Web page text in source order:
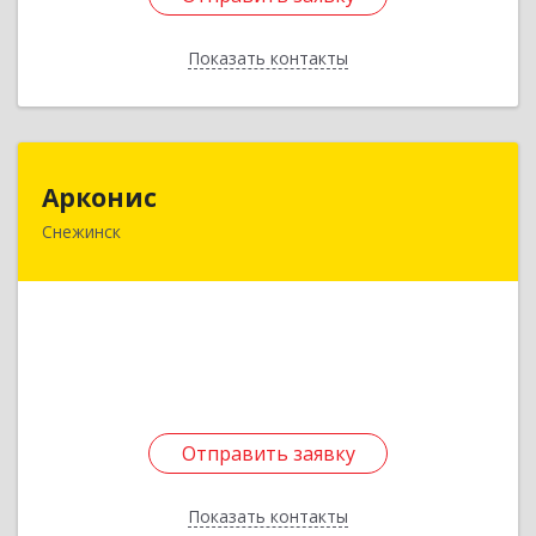
Показать контакты
Назад
Арконис
Снежинск
Отправить заявку
Показать контакты
Отправить заявку
Назад